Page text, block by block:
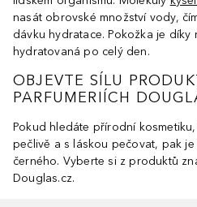
nasát obrovské množství vody,
dávku hydratace. Pokožka je díky
hydratovaná po celý den.
OBJEVTE SÍLU
PARFUMERIÍCH
Pokud hledáte přírodní
pečlivě a s láskou pečovat, pak
černého. Vyberte si z produktů
Douglas.cz.